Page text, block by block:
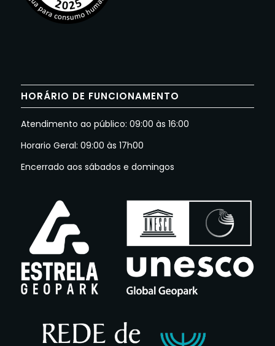
HORÁRIO DE FUNCIONAMENTO
Atendimento ao público: 09:00 às 16:00
Horario Geral: 09:00 às 17h00
Encerrado aos sábados e domingos